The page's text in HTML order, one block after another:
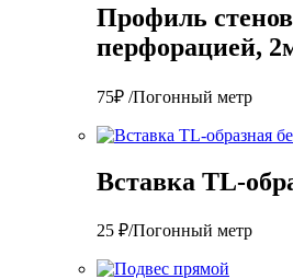
Профиль
перфорацией,
75₽ /Погонный метр
Вставка TL-
25 ₽/Погонный метр